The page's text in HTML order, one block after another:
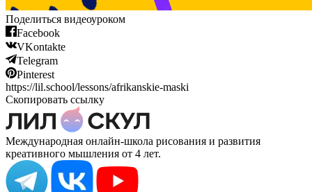
Поделиться видеоуроком
Facebook
VKontakte
Telegram
Pinterest
https://lil.school/lessons/afrikanskie-maski
Скопировать ссылку
Международная онлайн-школа рисования и развития
креативного мышления от 4 лет.